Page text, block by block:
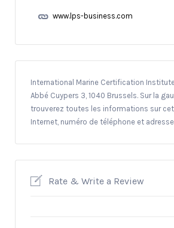
www.lps-business.com
International Marine Certification
Abbé Cuypers 3, 1040 Brussels. Sur la
trouverez toutes les informations sur
Internet, numéro de téléphone et
Rate & Write a Review